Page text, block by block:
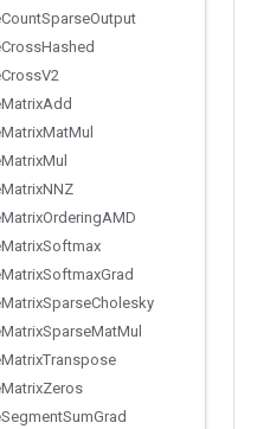
CountSparseOutput
CrossHashed
CrossV2
MatrixAdd
MatrixMatMul
MatrixMul
MatrixNNZ
MatrixOrderingAMD
MatrixSoftmax
MatrixSoftmaxGrad
MatrixSparseCholesky
MatrixSparseMatMul
MatrixTranspose
MatrixZeros
SegmentSumGrad